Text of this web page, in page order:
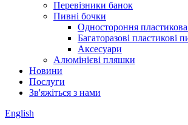
Перевізники банок
Пивні бочки
Одностороння
Багаторазові пластикові
Аксесуари
Алюмінієві пляшки
Новини
Послуги
Зв'яжіться з нами
English